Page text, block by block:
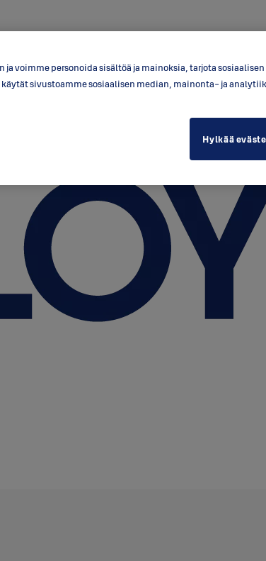
voimme personoida sisältöä ja mainoksia, tarjota
sivustoamme sosiaalisen median, mainonta- ja
Hylkää